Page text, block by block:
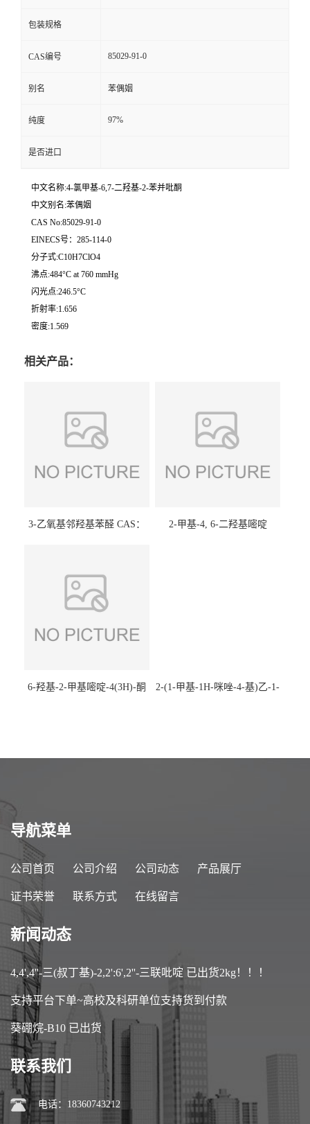
包装规格
CAS编号 85029-91-0
别名 苯偶姻
纯度 97%
是否进口
中文名称:4-氯甲基-6,7-二羟基-2-苯并吡酮
中文别名:苯偶姻
CAS No:85029-91-0
EINECS号：285-114-0
分子式:C10H7ClO4
沸点:484°C at 760 mmHg
闪光点:246.5°C
折射率:1.656
密度:1.569
相关产品：
3-乙氧基邻羟基苯醛 CAS：
2-甲基-4, 6-二羟基嘧啶
6-羟基-2-甲基嘧啶-4(3H)-酮
2-(1-甲基-1H-咪唑-4-基)乙-1-
导航菜单
公司首页 公司介绍 公司动态 产品展厅
证书荣誉 联系方式 在线留言
新闻动态
4,4',4''-三(叔丁基)-2,2':6',2''-三联吡啶 已出货2kg！！！
支持平台下单~高校及科研单位支持货到付款
葵硼烷-B10 已出货
联系我们
电话：18360743212